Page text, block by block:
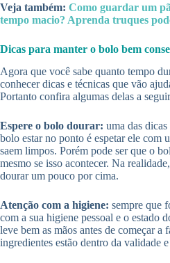
Veja também: Como guardar um
tempo macio? Aprenda truques
Dicas para manter o bolo bem
Agora que você sabe quanto tempo
conhecer dicas e técnicas que vão
Portanto confira algumas delas a
Espere o bolo dourar: uma das
bolo estar no ponto é espetar ele com
saem limpos. Porém pode ser que o
mesmo se isso acontecer. Na
dourar um pouco por cima.
Atenção com a higiene: sempre que
com a sua higiene pessoal e o estado
leve bem as mãos antes de começar a
ingredientes estão dentro da validade